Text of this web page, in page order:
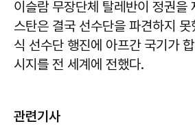
이슬람 무장단체 탈레반이 정권을
스탄은 결국 선수단을 파견하지 못
식 선수단 행진에 아프간 국기가
시지를 전 세계에 전했다.
관련기사